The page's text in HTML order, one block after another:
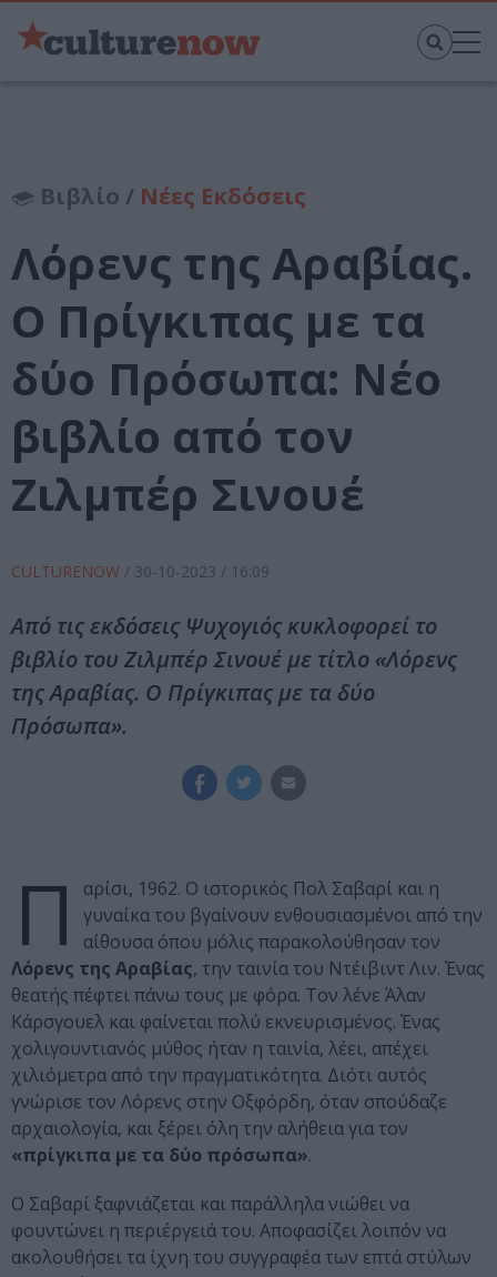
Βιβλίο / Νέες Εκδόσεις
Λόρενς της Αραβίας.
Ο Πρίγκιπας με τα
δύο Πρόσωπα: Νέο
βιβλίο από τον
Ζιλμπέρ Σινουέ
CULTURENOW / 30-10-2023 / 16:09
Από τις εκδόσεις Ψυχογιός κυκλοφορεί το
βιβλίο του Ζιλμπέρ Σινουέ με τίτλο «Λόρενς
της Αραβίας. Ο Πρίγκιπας με τα δύο
Πρόσωπα».
Π
αρίσι, 1962. Ο ιστορικός Πολ Σαβαρί και η
γυναίκα του βγαίνουν ενθουσιασμένοι από την
αίθουσα όπου μόλις παρακολούθησαν τον
Λόρενς της Αραβίας, την ταινία του Ντέιβιντ Λιν. Ένας
θεατής πέφτει πάνω τους με φόρα. Τον λένε Άλαν
Κάρσγουελ και φαίνεται πολύ εκνευρισμένος. Ένας
χολιγουντιανός μύθος ήταν η ταινία, λέει, απέχει
χιλιόμετρα από την πραγματικότητα. Διότι αυτός
γνώρισε τον Λόρενς στην Οξφόρδη, όταν σπούδαζε
αρχαιολογία, και ξέρει όλη την αλήθεια για τον
«πρίγκιπα με τα δύο πρόσωπα».
Ο Σαβαρί ξαφνιάζεται και παράλληλα νιώθει να
φουντώνει η περιέργειά του. Αποφασίζει λοιπόν να
ακολουθήσει τα ίχνη του συγγραφέα των επτά στύλων